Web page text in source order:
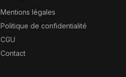
Mentions légales
Politique de confidentialité
CGU
Contact